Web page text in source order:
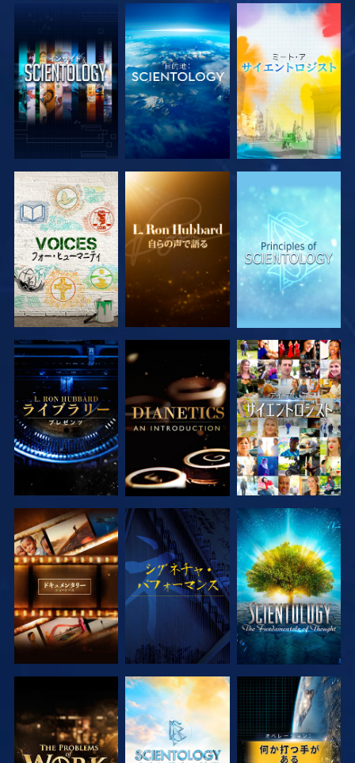
シリーズを探求 シリーズを探求 シリーズを探求
シリーズを探求 シリーズを探求 観る
シリーズを探求 観る シリーズを探求
シリーズを探求 シリーズを探求 観る